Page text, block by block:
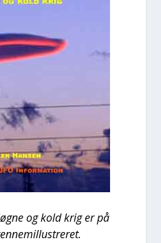
og kold krig er på